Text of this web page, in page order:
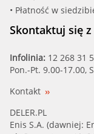
• Płatność w
Skontaktuj się
Infolinia: 12 268 31
Pon.-Pt. 9.00-17.00,
Kontakt
DELER.PL
Enis S.A. (dawniej: